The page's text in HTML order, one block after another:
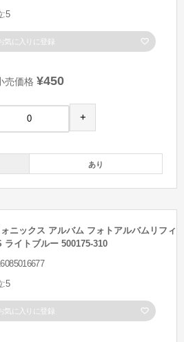
:5
お気に入りに登録
売価格 ¥450
+
あり
ニックス アルバム フォトアルバムリフィ
ライトブルー 500175-310
:5
お気に入りに登録